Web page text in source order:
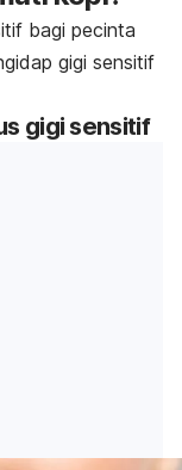
bagi pecinta
gigi sensitif
gigi sensitif